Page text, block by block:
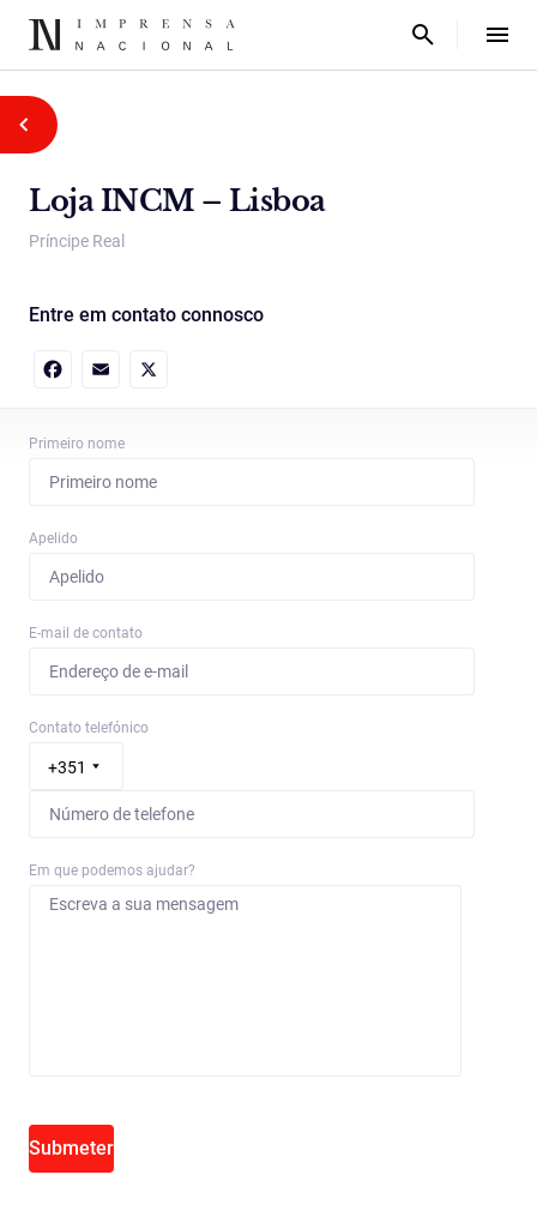
Loja INCM – Lisboa
Príncipe Real
Entre em contato connosco
Primeiro nome
Apelido
E-mail de contato
Contato telefónico
+351
Em que podemos ajudar?
Submeter